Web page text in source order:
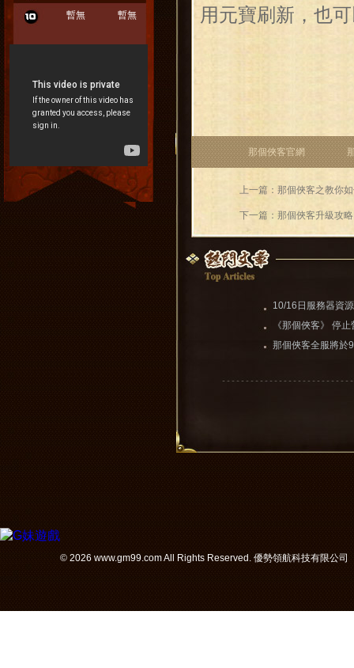
暫無
暫無
用元寶刷新，也
那個俠客官網
上一篇：那個俠客之教你
下一篇：那個俠客升級攻
10/16日服務器資
《那個俠客》 停
那個俠客全服將於
© 2026 www.gm99.com All Rights Reserved. 優勢領航科技有限公司